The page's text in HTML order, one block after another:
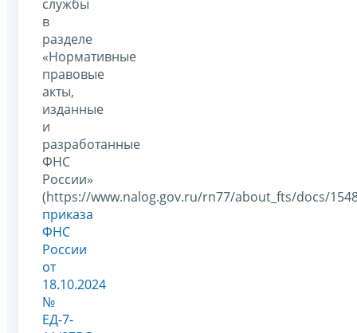
службы
в
разделе
«Нормативные
правовые
акты,
изданные
и
разработанные
ФНС
России»
(https://www.nalog.gov.ru/rn77/about_fts/docs/
приказа
ФНС
России
от
18.10.2024
№
ЕД-7-